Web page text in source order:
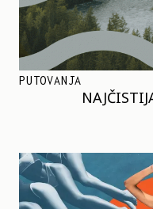
PUTOVANJA